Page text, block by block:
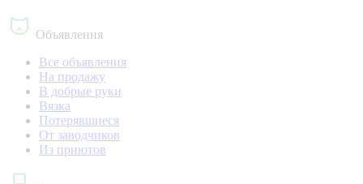
Объявления
Все объявления
На продажу
В добрые руки
Вязка
Потерявшиеся
От заводчиков
Из приютов